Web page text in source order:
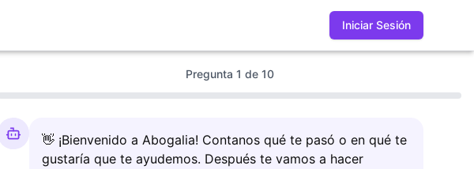
Iniciar Sesión
Pregunta 1 de 10
👋 ¡Bienvenido a Abogalia! Contanos qué te pasó o en qué te
gustaría que te ayudemos. Después te vamos a hacer